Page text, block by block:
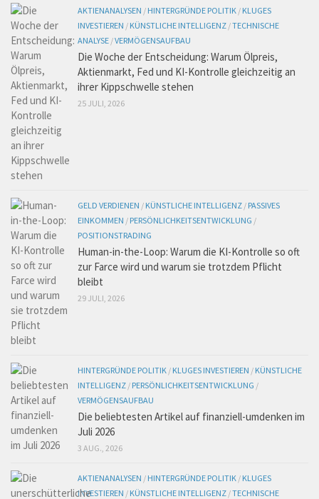
AKTIENANALYSEN / HINTERGRÜNDE POLITIK / KLUGES
INVESTIEREN / KÜNSTLICHE INTELLIGENZ /TECHNISCHE
ANALYSE /VERMÖGENSAUFBAU
Die Woche der Entscheidung: Warum Ölpreis,
Aktienmarkt, Fed und KI-Kontrolle gleichzeitig an
ihrer Kippschwelle stehen
25 JULI, 2026
GELD VERDIENEN / KÜNSTLICHE INTELLIGENZ / PASSIVES
EINKOMMEN / PERSÖNLICHKEITSENTWICKLUNG /
POSITIONSTRADING
Human-in-the-Loop: Warum die KI-Kontrolle so oft
zur Farce wird und warum sie trotzdem Pflicht
bleibt
29 JULI, 2026
HINTERGRÜNDE POLITIK / KLUGES INVESTIEREN / KÜNSTLICHE
INTELLIGENZ / PERSÖNLICHKEITSENTWICKLUNG /
VERMÖGENSAUFBAU
Die beliebtesten Artikel auf finanziell-umdenken im
Juli 2026
3 AUG., 2026
AKTIENANALYSEN / HINTERGRÜNDE POLITIK / KLUGES
INVESTIEREN / KÜNSTLICHE INTELLIGENZ /TECHNISCHE